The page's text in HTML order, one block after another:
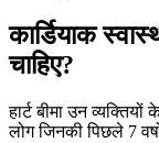
कार्डियाक
चाहिए?
हार्ट बीमा उन
लोग जिनकी पिछले 7